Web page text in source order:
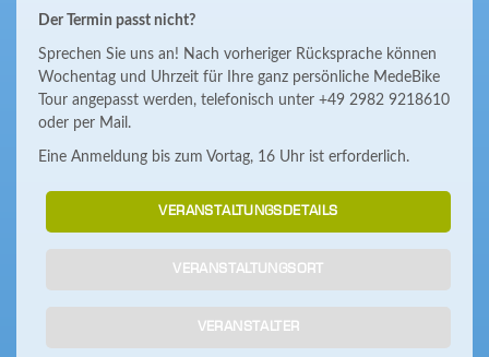
Der Termin passt nicht?
Sprechen Sie uns an! Nach vorheriger Rücksprache können
Wochentag und Uhrzeit für Ihre ganz persönliche MedeBike
Tour angepasst werden, telefonisch unter +49 2982 9218610
oder per Mail.
Eine Anmeldung bis zum Vortag, 16 Uhr ist erforderlich.
VERANSTALTUNGSDETAILS
VERANSTALTUNGSORT
VERANSTALTER